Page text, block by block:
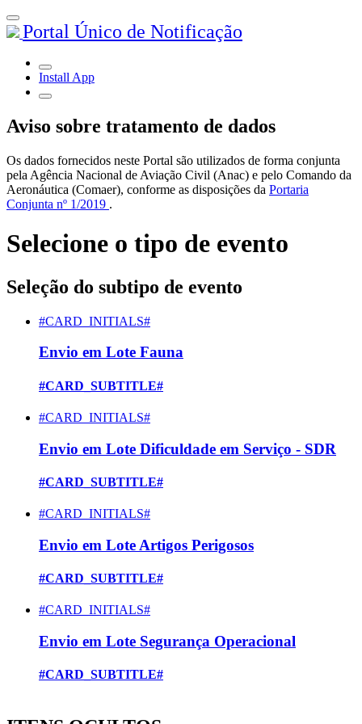
Portal Único de Notificação
Install App
Aviso sobre tratamento de dados
Os dados fornecidos neste Portal são utilizados de forma conjunta
pela Agência Nacional de Aviação Civil (Anac) e pelo Comando da
Aeronáutica (Comaer), conforme as disposições da Portaria
Conjunta nº 1/2019 .
Selecione o tipo de evento
Seleção do subtipo de evento
#CARD_INITIALS#
Envio em Lote Fauna
#CARD_SUBTITLE#
#CARD_INITIALS#
Envio em Lote Dificuldade em Serviço - SDR
#CARD_SUBTITLE#
#CARD_INITIALS#
Envio em Lote Artigos Perigosos
#CARD_SUBTITLE#
#CARD_INITIALS#
Envio em Lote Segurança Operacional
#CARD_SUBTITLE#